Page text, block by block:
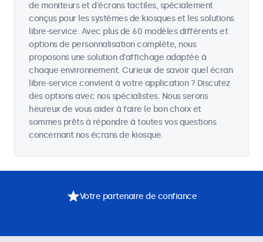
de moniteurs et d'écrans tactiles, spécialement
conçus pour les systèmes de kiosques et les solutions
libre-service. Avec plus de 60 modèles différents et
options de personnalisation complète, nous
proposons une solution d'affichage adaptée à
chaque environnement. Curieux de savoir quel écran
libre-service convient à votre application ? Discutez
des options avec nos spécialistes. Nous serons
heureux de vous aider à faire le bon choix et
sommes prêts à répondre à toutes vos questions
concernant nos écrans de kiosque.
Votre partenaire de confiance